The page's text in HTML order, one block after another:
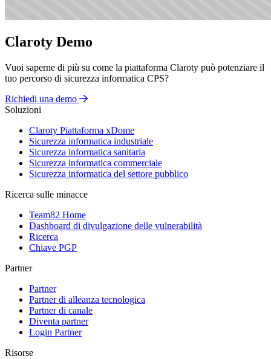
Claroty Demo
Vuoi saperne di più su come la piattaforma Claroty può potenziare il
tuo percorso di sicurezza informatica CPS?
Richiedi una demo
Soluzioni
Claroty Piattaforma xDome
Sicurezza informatica industriale
Sicurezza informatica sanitaria
Sicurezza informatica commerciale
Sicurezza informatica del settore pubblico
Ricerca sulle minacce
Team82 Home
Dashboard di divulgazione delle vulnerabilità
Ricerca
Chiave PGP
Partner
Partner
Partner di alleanza tecnologica
Partner di canale
Diventa partner
Login Partner
Risorse